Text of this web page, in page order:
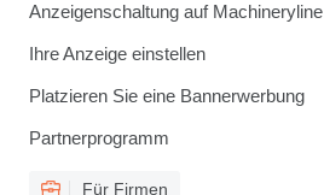
Anzeigenschaltung auf Machineryline
Ihre Anzeige einstellen
Platzieren Sie eine Bannerwerbung
Partnerprogramm
Für Firmen